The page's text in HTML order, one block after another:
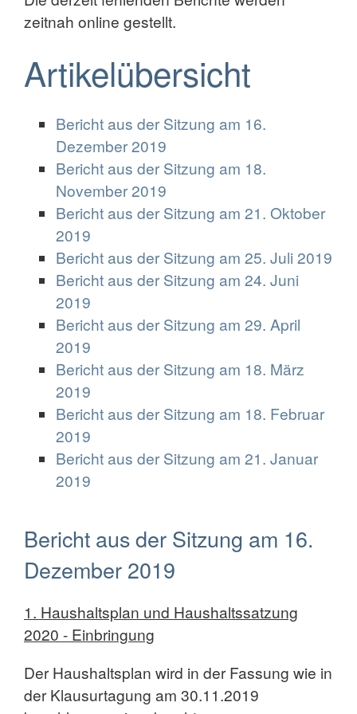
zeitnah online gestellt.
Artikelübersicht
Bericht aus der Sitzung am 16.
Dezember 2019
Bericht aus der Sitzung am 18.
November 2019
Bericht aus der Sitzung am 21. Oktober
2019
Bericht aus der Sitzung am 25. Juli 2019
Bericht aus der Sitzung am 24. Juni
2019
Bericht aus der Sitzung am 29. April
2019
Bericht aus der Sitzung am 18. März
2019
Bericht aus der Sitzung am 18. Februar
2019
Bericht aus der Sitzung am 21. Januar
2019
Bericht aus der Sitzung am 16.
Dezember 2019
1. Haushaltsplan und Haushaltssatzung
2020 - Einbringung
Der Haushaltsplan wird in der Fassung wie in
der Klausurtagung am 30.11.2019